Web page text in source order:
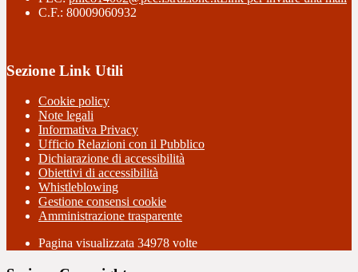
C.F.: 80009060932
Sezione Link Utili
Cookie policy
Note legali
Informativa Privacy
Ufficio Relazioni con il Pubblico
Dichiarazione di accessibilità
Obiettivi di accessibilità
Whistleblowing
Gestione consensi cookie
Amministrazione trasparente
Pagina visualizzata 34978 volte